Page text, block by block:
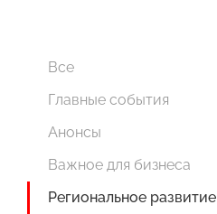
Все
Главные события
Анонсы
Важное для бизнеса
Региональное развитие